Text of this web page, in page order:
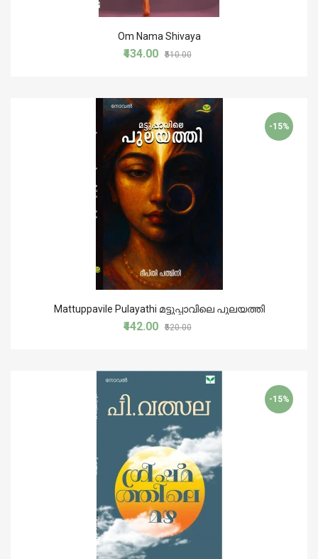
Om Nama Shivaya
₹434.00 ₹510.00
-15%
Mattuppavile Pulayathi മട്ടുപ്പാവിലെ പുലയത്തി
₹442.00 ₹520.00
-15%